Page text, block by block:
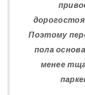
Поэтому
пола
менее